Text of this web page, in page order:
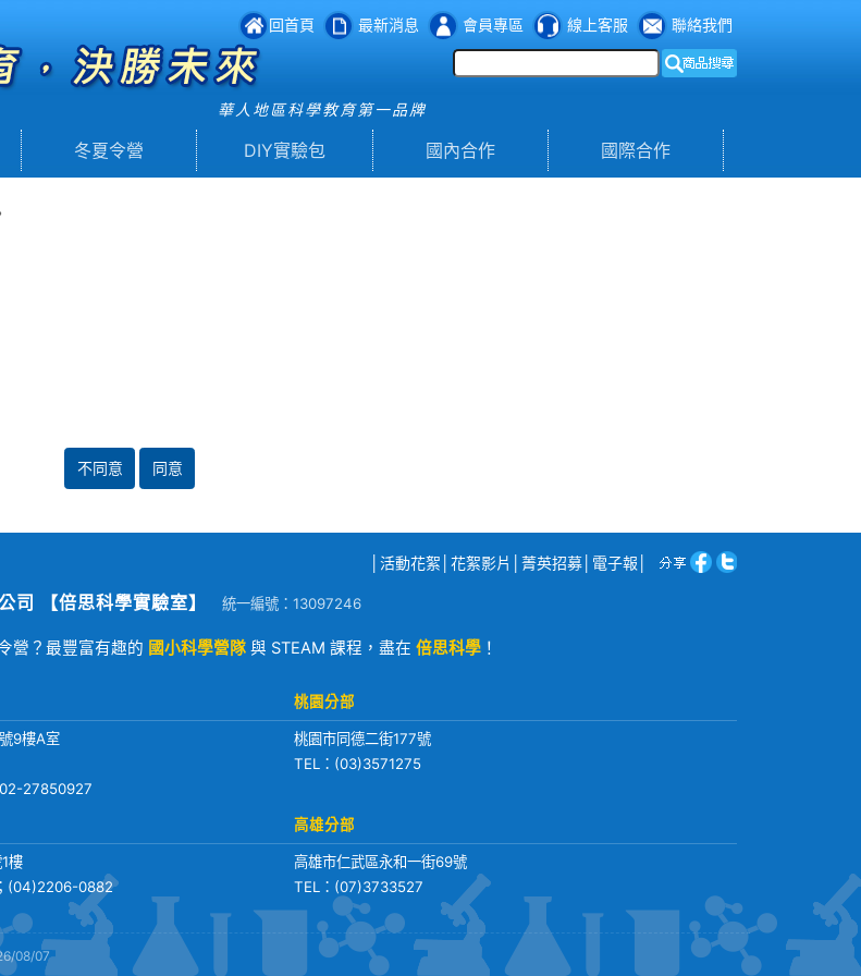
回首頁 最新消息 會員專區 線上客服 聯絡我們
華人地區科學教育第一品牌
冬夏令營 DIY實驗包 國內合作 國際合作
不同意 同意
活動花絮 花絮影片 菁英招募 電子報
司 【倍思科學實驗室】 統一編號：13097246
營？最豐富有趣的 國小科學營隊 與 STEAM 課程，盡在 倍思科學 ！
9樓A室
27850927
桃園分部
桃園市同德二街177號
TEL： (03)3571275
樓
； (04)2206-0882
高雄分部
高雄市仁武區永和一街69號
TEL： (07)3733527
08/07